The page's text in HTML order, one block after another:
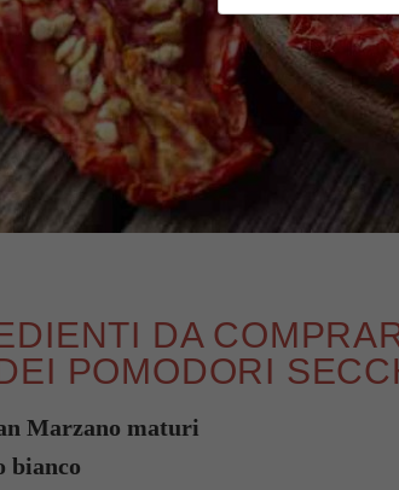
DA
POMODORI
Marzano maturi
bianco